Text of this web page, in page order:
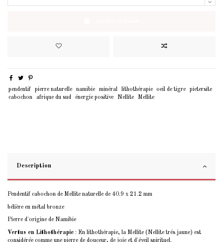
pendentif pierre naturelle namibie minéral lithothérapie oeil de tigre
pietersite
cabochon
afrique du sud énergie positive Nellite Mellite
Description
Pendentif cabochon de Mellite naturelle de 40.9 x 21.2 mm
bélière en métal bronze
Pierre d'origine de Namibie
Vertus en Lithothérapie : En lithothérapie, la Mellite (Nellite trés jaune) est
considérée comme une pierre de douceur, de joie et d'éveil spirituel.